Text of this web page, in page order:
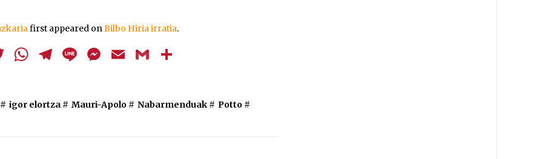
first appeared onBilbo Hiria irratia.
Twitter
WhatsApp
Telegram
LineMessenger
EmailGmail
# igor elortza # Mauri-Apolo # Nabarmenduak # Potto #